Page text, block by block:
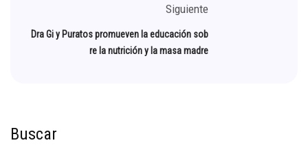
Siguiente
Dra Gi y Puratos promueven la educación sob
re la nutrición y la masa madre
Buscar